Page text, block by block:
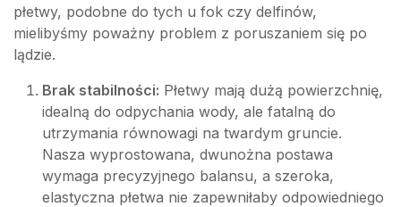
płetwy, podobne do tych u fok czy delfinów,
mielibyśmy poważny problem z poruszaniem się po
lądzie.
Brak stabilności: Płetwy mają dużą powierzchnię,
idealną do odpychania wody, ale fatalną do
utrzymania równowagi na twardym gruncie.
Nasza wyprostowana, dwunożna postawa
wymaga precyzyjnego balansu, a szeroka,
elastyczna płetwa nie zapewniłaby odpowiedniego